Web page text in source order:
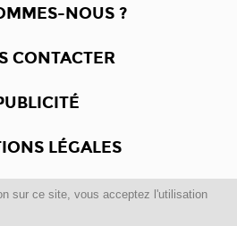
sur ce site, vous acceptez l'utilisation
NOUS ?
CONTACTER
LÉGALES
Dewalgo- Tous droits réservés.